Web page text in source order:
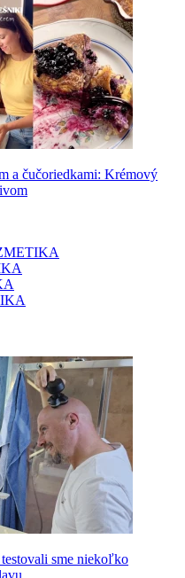
a čučoriedkami: Krémový
sme niekoľko